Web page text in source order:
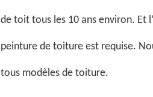
de toit tous les 10 ans environ. Et
peinture de toiture est requise.
tous modèles de toiture.